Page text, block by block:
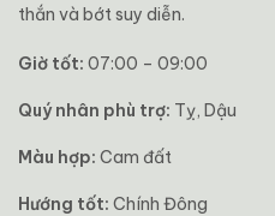
thắn và bớt suy diễn.
Giờ tốt: 07:00 – 09:00
Quý nhân phù trợ: Tỵ, Dậu
Màu hợp: Cam đất
Hướng tốt: Chính Đông